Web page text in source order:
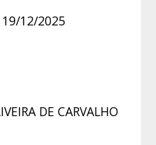
12/2025
DE CARVALHO